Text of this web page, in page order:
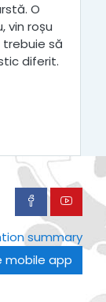
O
vin roșu
să
diferit.
summary
mobile app